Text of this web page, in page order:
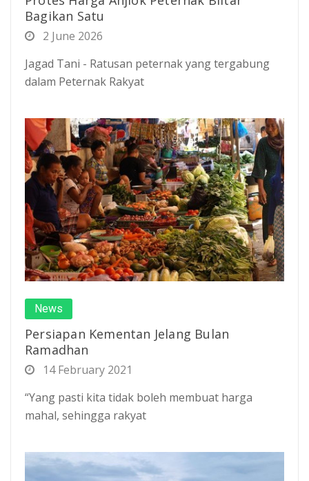
Bagikan Satu
2 June 2026
Jagad Tani - Ratusan peternak yang tergabung
dalam Peternak Rakyat
News
Persiapan Kementan Jelang Bulan
Ramadhan
14 February 2021
“Yang pasti kita tidak boleh membuat harga
mahal, sehingga rakyat